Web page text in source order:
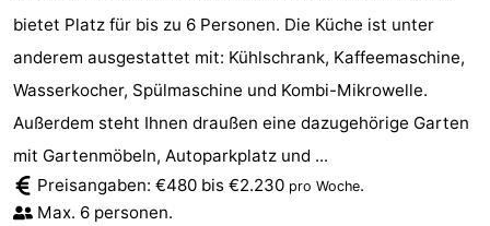
bietet Platz für bis zu 6 Personen. Die Küche ist unter
anderem ausgestattet mit: Kühlschrank, Kaffeemaschine,
Wasserkocher, Spülmaschine und Kombi-Mikrowelle.
Außerdem steht Ihnen draußen eine dazugehörige Garten
mit Gartenmöbeln, Autoparkplatz und ...
Preisangaben: €480 bis €2.230 pro Woche.
Max. 6 personen.